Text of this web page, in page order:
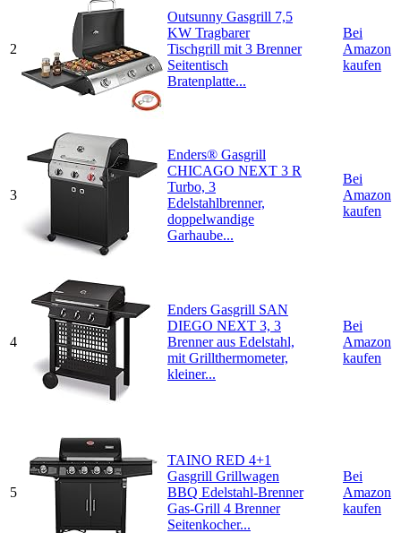
2
Outsunny Gasgrill 7,5
KW Tragbarer
Tischgrill mit 3 Brenner
Seitentisch
Bratenplatte...
Bei
Amazon
kaufen
3
Enders® Gasgrill
CHICAGO NEXT 3 R
Turbo, 3
Edelstahlbrenner,
doppelwandige
Garhaube...
Bei
Amazon
kaufen
4
Enders Gasgrill SAN
DIEGO NEXT 3, 3
Brenner aus Edelstahl,
mit Grillthermometer,
kleiner...
Bei
Amazon
kaufen
5
TAINO RED 4+1
Gasgrill Grillwagen
BBQ Edelstahl-Brenner
Gas-Grill 4 Brenner
Seitenkocher...
Bei
Amazon
kaufen